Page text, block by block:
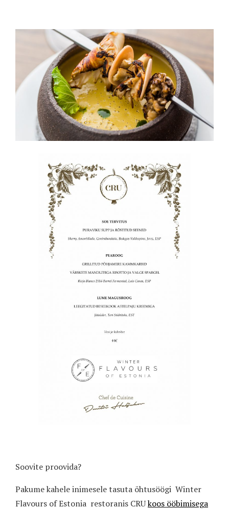
Soovite proovida?
Pakume kahele inimesele tasuta õhtusöögi Winter
Flavours of Estonia restoranis CRUkoos ööbimisega